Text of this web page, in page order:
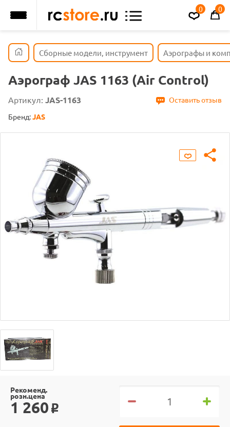
0 0
Сборные модели, инструмент Аэрографы и
Аэрограф JAS 1163 (Air Control)
Артикул: JAS-1163
Оставить отзыв
Бренд:JAS
Рекоменд.
розн.цена
1 260 o